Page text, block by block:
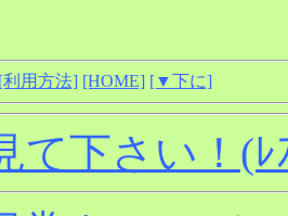
[利用方法] [HOME] [▼下に]
て下さい！(ﾚ